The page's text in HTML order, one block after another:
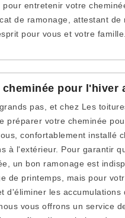
entretenir votre
de ramonage, attestant
pour vous et votre famille.
pour l'hiver
pas, et chez Les
préparer votre cheminée
confortablement installé
à l'extérieur. Pour garantir
un bon ramonage est
de printemps, mais pour
d'éliminer les
vous offrons un service